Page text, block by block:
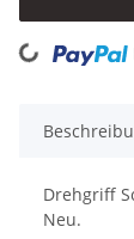
Loading...
Drehgriff
Neu.